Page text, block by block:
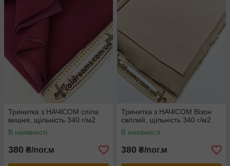
Тринитка з НАЧІСОМ спіла
вишня, щільність 340 г/м2
В наявності
380 ₴/пог.м
Тринитка з НАЧІСОМ Візон
світлий, щільність 340 г/м2
В наявності
380 ₴/пог.м